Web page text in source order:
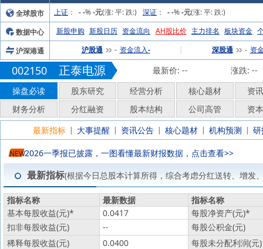
全球股市
上证 ： - -% -元(涨:平:跌:) 深证 ： - -% -元(涨:平:跌:)
数据中心
新股申购 新股日历 资金流向 AH股比价 主力排名 板块资金
沪深港通
沪股通 - 资金流入- | 深股通 - 资
002150 正泰电源 最新价: -- 涨跌: --
操盘必读
股东研究 经营分析 核心题材
资
财务分析
分红融资 股本结构 公司高管
资
最新指标 | 大事提醒 | 资讯公告 | 核心题材 | 机构预测 |
NEW2026一季报已披露，一图看懂最新财报数据，点击查看>>
最新指标(根据今日总股本计算所得，综合考虑分红送转、增发
指标名称 最新数据
指标名称
基本每股收益(元)* 0.0417 每股净资产(元)*
扣非每股收益(元)
--
每股公积金(元)
稀释每股收益(元)
0.0400
每股未分配利润(元)